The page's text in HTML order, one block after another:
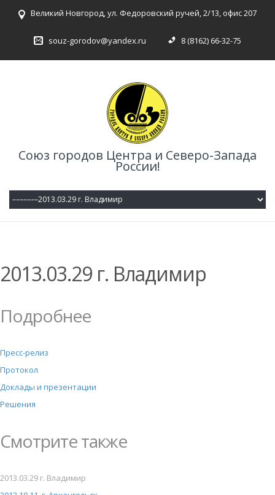
Великий Новгород, ул. Федоровский ручей, 2/13, офис 207
souz-gorodov@yandex.ru 8 (8162) 66-32-75
Союз городов Центра и Северо-Запада
России!
2013.03.29 г. Владимир
Подробнее
Пресс-релиз
Протокол
Доклады и презентации
Решения
Смотрите также
2013.03.29 г. Владимир